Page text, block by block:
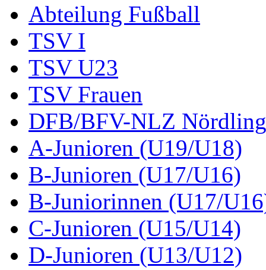
Abteilung Fußball
TSV I
TSV U23
TSV Frauen
DFB/BFV-NLZ
A-Junioren (U19/U18)
B-Junioren (U17/U16)
B-Juniorinnen (U17/
C-Junioren (U15/U14)
D-Junioren (U13/U12)